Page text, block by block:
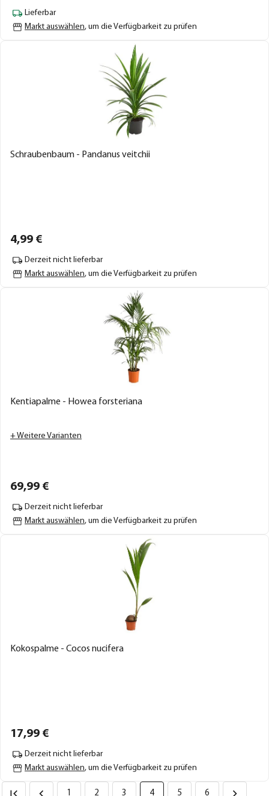
Lieferbar
Markt auswählen, um die Verfügbarkeit zu prüfen
Schraubenbaum - Pandanus veitchii
4,99 €
Derzeit nicht lieferbar
Markt auswählen, um die Verfügbarkeit zu prüfen
Kentiapalme - Howea forsteriana
+ Weitere Varianten
69,99 €
Derzeit nicht lieferbar
Markt auswählen, um die Verfügbarkeit zu prüfen
Kokospalme - Cocos nucifera
17,99 €
Derzeit nicht lieferbar
Markt auswählen, um die Verfügbarkeit zu prüfen
1 2 3 4 5 6